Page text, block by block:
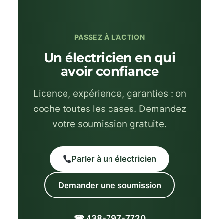
PASSEZ À L’ACTION
Un électricien en qui
avoir confiance
Licence, expérience, garanties : on
coche toutes les cases. Demandez
votre soumission gratuite.
Parler à un électricien
Demander une soumission